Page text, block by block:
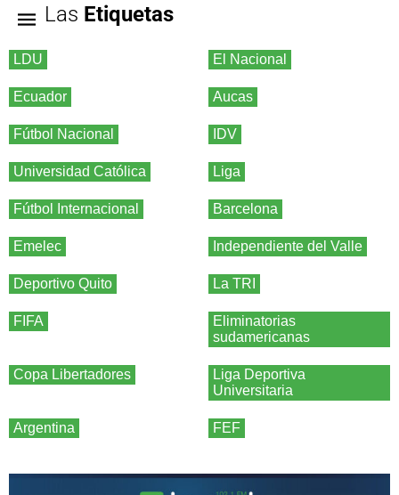
Las Etiquetas
LDU El Nacional
Ecuador Aucas
Fútbol Nacional IDV
Universidad Católica Liga
Fútbol Internacional Barcelona
Emelec Independiente del Valle
Deportivo Quito La TRI
FIFA
Eliminatorias
sudamericanas
Copa Libertadores
Liga Deportiva
Universitaria
Argentina FEF